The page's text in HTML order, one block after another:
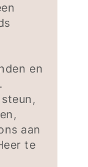
en
aan
te